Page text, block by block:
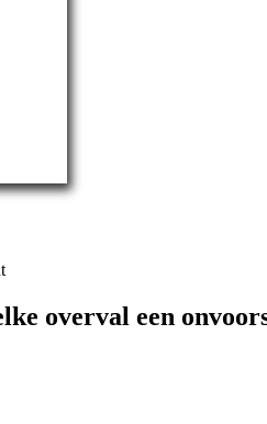
overval een